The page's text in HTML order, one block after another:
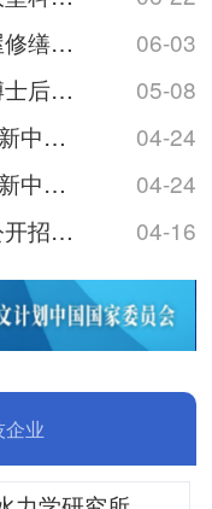
2026年改善科研条件专项房屋修缮及基础设施改造项目监理服务综合评议比选公告
06-03
南京水利科学研究院2026年博士后研究人员招收公告
05-08
南京水利科学研究院水科技创新中心及职工与研究生宿舍项目最高投标限价（含工程量清单）审核造价咨询服务综...
04-24
南京水利科学研究院水科技创新中心及职工与研究生宿舍项目最高投标限价（含工程量清单）编制造价咨询服务综...
04-24
南京水利科学研究院2026年公开招聘非事业编制工作人员公告
04-16
企业